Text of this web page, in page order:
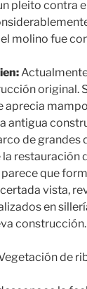
pleito contra
molino fue
original.
aprecia
antigua
de grandes
restauración
que
vista,
en
construcción.
de